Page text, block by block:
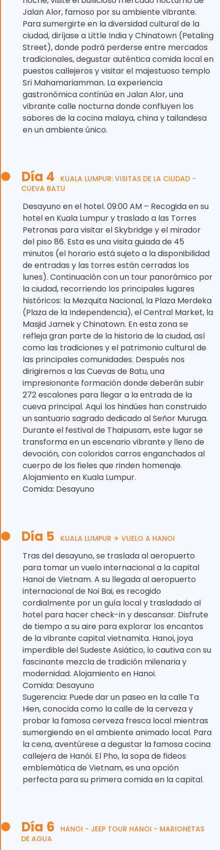
Jalan Alor, famoso por su ambiente vibrante.
Para sumergirte en la diversidad cultural de la
ciudad, diríjase a Little India y Chinatown (Petaling
Street), donde podrá perderse entre mercados
tradicionales, degustar auténtica comida local en
puestos callejeros y visitar el majestuoso templo
Sri Mahamariamman. La experiencia
gastronómica continúa en Jalan Alor, una
vibrante calle nocturna donde confluyen los
sabores de la cocina malaya, china y tailandesa
en un ambiente único.
Día 4
KUALA LUMPUR: VISITAS DE LA CIUDAD -
CUEVA BATU
Desayuno en el hotel. 09:00 AM – Recogida en su
hotel en Kuala Lumpur y traslado a las Torres
Petronas para visitar el Skybridge y el mirador
del piso 86. Esta es una visita guiada de 45
minutos (el horario está sujeto a la disponibilidad
de entradas y las torres están cerradas los
lunes). Continuación con un tour panorámico por
la ciudad, recorriendo los principales lugares
históricos: la Mezquita Nacional, la Plaza Merdeka
(Plaza de la Independencia), el Central Market, la
Masjid Jamek y Chinatown. En esta zona se
refleja gran parte de la historia de la ciudad, así
como las tradiciones y el patrimonio cultural de
las principales comunidades. Después nos
dirigiremos a las Cuevas de Batu, una
impresionante formación donde deberán subir
272 escalones para llegar a la entrada de la
cueva principal. Aquí los hindúes han construido
un santuario sagrado dedicado al Señor Muruga.
Durante el festival de Thaipusam, este lugar se
transforma en un escenario vibrante y lleno de
devoción, con coloridos carros enganchados al
cuerpo de los fieles que rinden homenaje.
Alojamiento en Kuala Lumpur.
Comida: Desayuno
Día 5 KUALA LUMPUR ✈ VUELO A HANOI
Tras del desayuno, se traslada al aeropuerto
para tomar un vuelo internacional a la capital
Hanoi de Vietnam. A su llegada al aeropuerto
internacional de Noi Bai, es recogido
cordialmente por un guía local y trasladado al
hotel para hacer check-in y descansar. Disfrute
de tiempo a su aire para explorar los encantos
de la vibrante capital vietnamita. Hanoi, joya
imperdible del Sudeste Asiático, lo cautiva con su
fascinante mezcla de tradición milenaria y
modernidad. Alojamiento en Hanoi.
Comida: Desayuno
Sugerencia: Puede dar un paseo en la calle Ta
Hien, conocida como la calle de la cerveza y
probar la famosa cerveza fresca local mientras
sumergiendo en el ambiente animado local. Para
la cena, aventúrese a degustar la famosa cocina
callejera de Hanói. El Pho, la sopa de fideos
emblemática de Vietnam, es una opción
perfecta para su primera comida en la capital.
Día 6
HANOI - JEEP TOUR HANOI - MARIONETAS
DE AGUA